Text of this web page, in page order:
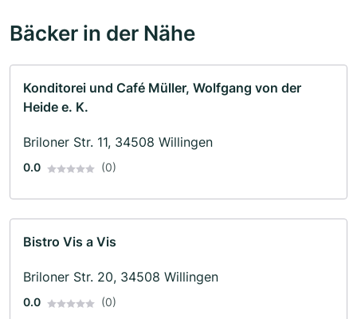
Bäcker in der Nähe
Konditorei und Café Müller, Wolfgang von der
Heide e. K.
Briloner Str. 11, 34508 Willingen
0.0 (0)
Bistro Vis a Vis
Briloner Str. 20, 34508 Willingen
0.0 (0)